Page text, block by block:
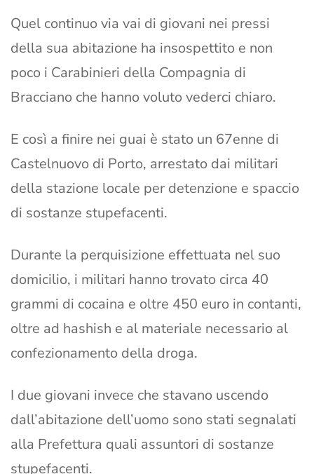
Quel continuo via vai di giovani nei pressi
della sua abitazione ha insospettito e non
poco i Carabinieri della Compagnia di
Bracciano che hanno voluto vederci chiaro.
E così a finire nei guai è stato un 67enne di
Castelnuovo di Porto, arrestato dai militari
della stazione locale per detenzione e spaccio
di sostanze stupefacenti.
Durante la perquisizione effettuata nel suo
domicilio, i militari hanno trovato circa 40
grammi di cocaina e oltre 450 euro in contanti,
oltre ad hashish e al materiale necessario al
confezionamento della droga.
I due giovani invece che stavano uscendo
dall’abitazione dell’uomo sono stati segnalati
alla Prefettura quali assuntori di sostanze
stupefacenti.